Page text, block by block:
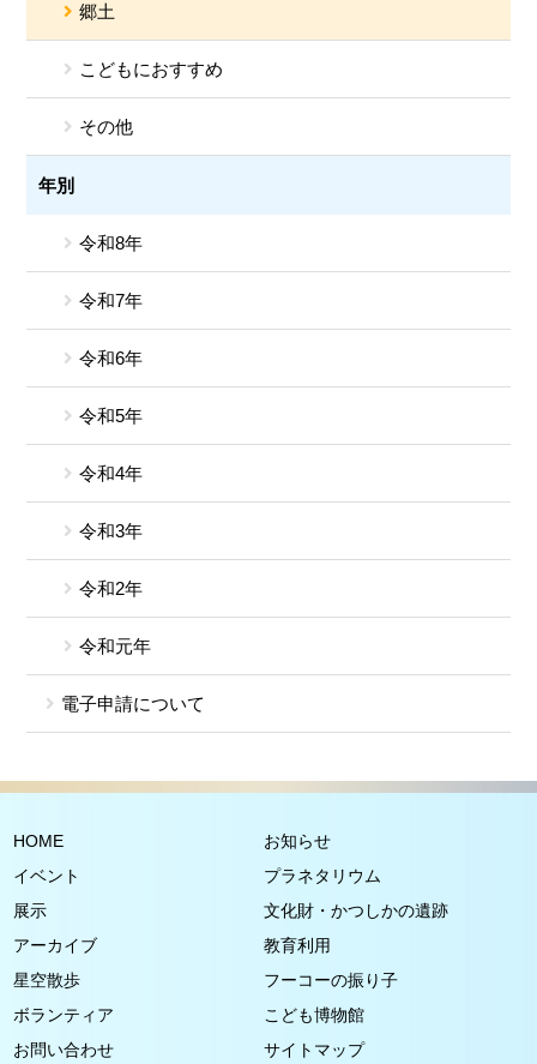
郷土
こどもにおすすめ
その他
年別
令和8年
令和7年
令和6年
令和5年
令和4年
令和3年
令和2年
令和元年
電子申請について
HOME
お知らせ
イベント
プラネタリウム
展示
文化財・かつしかの遺跡
アーカイブ
教育利用
星空散歩
フーコーの振り子
ボランティア
こども博物館
お問い合わせ
サイトマップ